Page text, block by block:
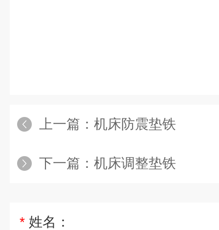
上一篇： 机床防震垫铁
下一篇： 机床调整垫铁
* 姓名：